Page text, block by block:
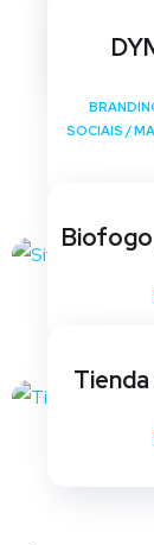
SOCIAIS /
Biofogo